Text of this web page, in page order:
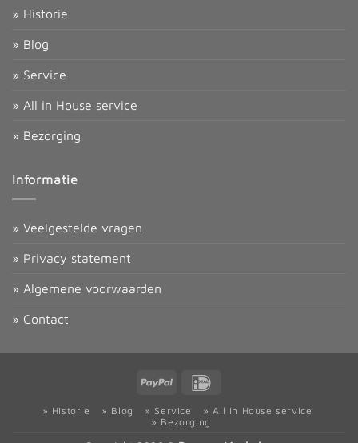
» Historie
» Blog
» Service
» All in House service
» Bezorging
Informatie
» Veelgestelde vragen
» Privacy statement
» Algemene voorwaarden
» Contact
PayPal
» Historie » Blog » Service
» All in House service
» Bezorging